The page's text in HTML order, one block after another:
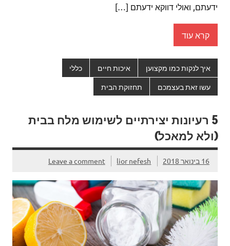
ידעתם, ואולי דווקא ידעתם […]
קרא עוד
איך לנקות כמו מקצוען איכות חיים כללי
עשו זאת בעצמכם תחזוקת הבית
5 רעיונות יצירתיים לשימוש מלח בבית
(ולא למאכל)
16 בינואר 2018 lior nefesh
Leave a comment